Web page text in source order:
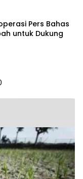
Pers Bahas
untuk Dukung